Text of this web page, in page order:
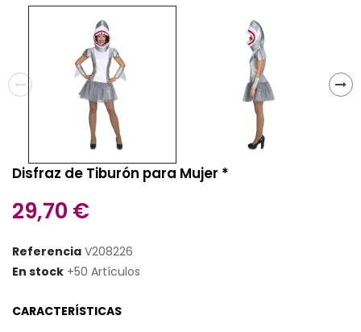
Disfraz de Tiburón para Mujer *
29,70 €
Referencia V208226
En stock +50 Artículos
CARACTERÍSTICAS